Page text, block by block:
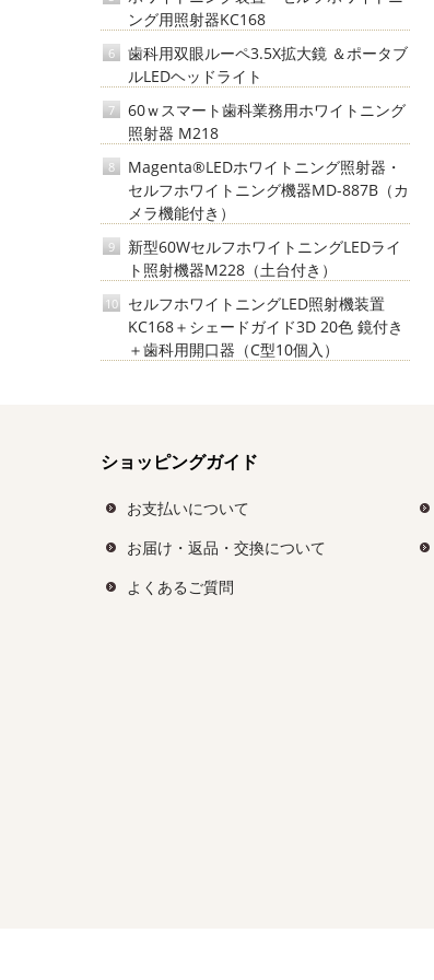
ング用照射器KC168
歯科用双眼ルーペ3.5X拡大鏡 ＆ポータブ
ルLEDヘッドライト
6
60ｗスマート歯科業務用ホワイトニング
照射器 M218
7
Magenta®LEDホワイトニング照射器・
セルフホワイトニング機器MD-887B（カ
メラ機能付き）
8
新型60WセルフホワイトニングLEDライ
ト照射機器M228（土台付き）
9
セルフホワイトニングLED照射機装置
KC168＋シェードガイド3D 20色 鏡付き
＋歯科用開口器（C型10個入）
10
ショッピングガイド
お支払いについて
お届け・返品・交換について
よくあるご質問